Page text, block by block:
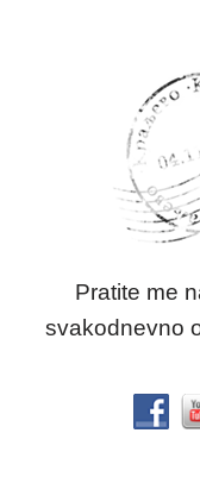
Pratite me
svakodnevno